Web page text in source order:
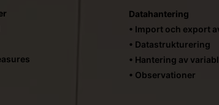
Datahantering
• Import och export
• Datastrukturering
• Hantering av
• Observationer